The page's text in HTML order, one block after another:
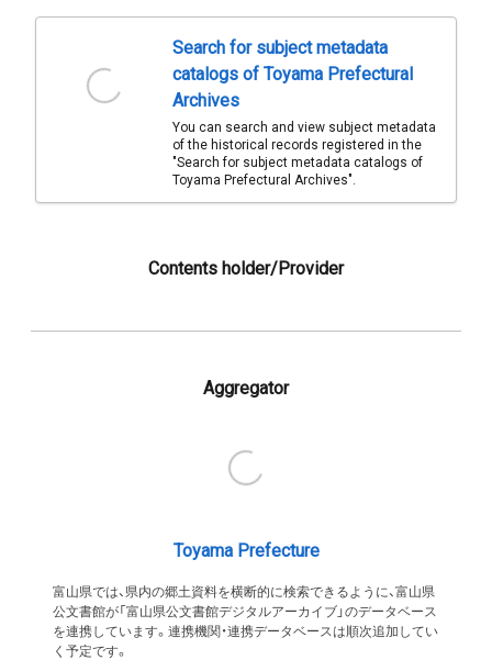
Search for subject metadata
catalogs of Toyama Prefectural
Archives
You can search and view subject metadata
of the historical records registered in the
"Search for subject metadata catalogs of
Toyama Prefectural Archives".
Contents holder/Provider
Aggregator
Toyama Prefecture
富山県では、県内の郷土資料を横断的に検索できるように、富山県
公文書館が「富山県公文書館デジタルアーカイブ」のデータベース
を連携しています。連携機関・連携データベースは順次追加してい
く予定です。